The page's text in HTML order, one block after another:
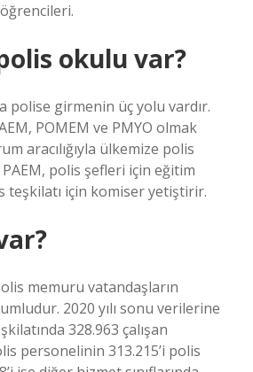
öğrencileri.
okulu var?
polise girmenin üç yolu vardır.
POMEM ve PMYO olmak
aracılığıyla ülkemize polis
polis şefleri için eğitim
teşkilatı için komiser yetiştirir.
memuru vatandaşların
2020 yılı sonu verilerine
328.963 çalışan
personelinin 313.215’i polis